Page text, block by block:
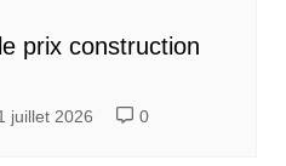
prix construction
juillet 2026 0